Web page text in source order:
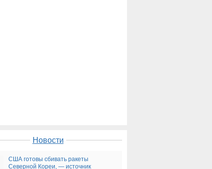
Новости
США готовы сбивать ракеты
Северной Кореи, — источник